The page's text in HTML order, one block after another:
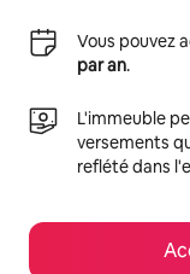
Vous pouvez
par an.
L'immeuble
versements
reflété dans